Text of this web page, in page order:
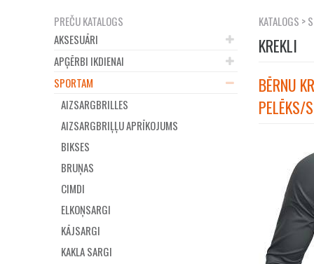
PREČU KATALOGS
AKSESUĀRI
APĢĒRBI IKDIENAI
SPORTAM
AIZSARGBRILLES
AIZSARGBRIĻĻU APRĪKOJUMS
BIKSES
BRUŅAS
CIMDI
ELKOŅSARGI
KĀJSARGI
KAKLA SARGI
KATALOGS >
KREKLI
BĒRNU
PELĒKS/